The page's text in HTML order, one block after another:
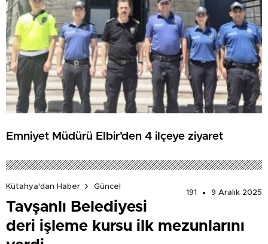
Emniyet Müdürü Elbir’den 4 ilçeye ziyaret
Kütahya'dan Haber
Güncel
191
9 Aralık 2025
Tavşanlı Belediyesi
deri işleme kursu ilk mezunlarını